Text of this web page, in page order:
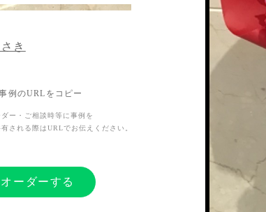
き
例のURLをコピー
ダー・ご相談時等に事例を
有される際はURLでお伝えください。
ーダーする